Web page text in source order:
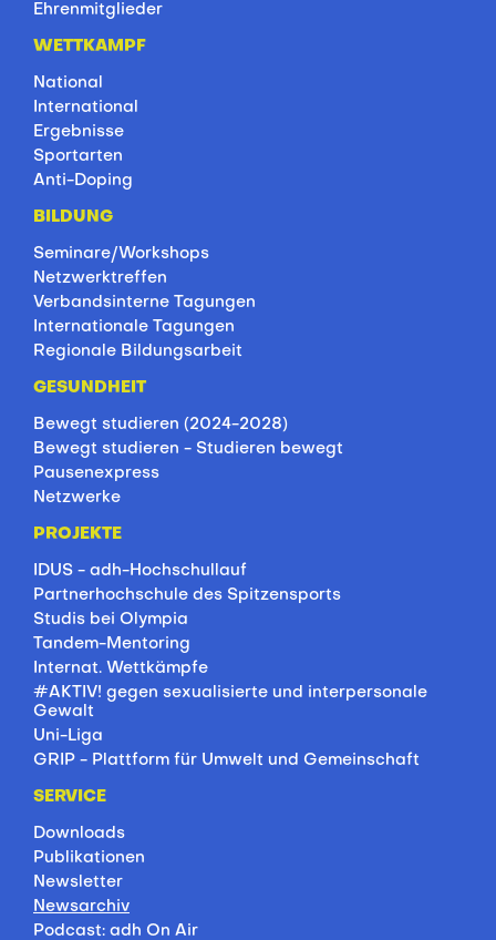
Ehrenmitglieder
WETTKAMPF
National
International
Ergebnisse
Sportarten
Anti-Doping
BILDUNG
Seminare/Workshops
Netzwerktreffen
Verbandsinterne Tagungen
Internationale Tagungen
Regionale Bildungsarbeit
GESUNDHEIT
Bewegt studieren (2024-2028)
Bewegt studieren - Studieren bewegt
Pausenexpress
Netzwerke
PROJEKTE
IDUS - adh-Hochschullauf
Partnerhochschule des Spitzensports
Studis bei Olympia
Tandem-Mentoring
Internat. Wettkämpfe
#AKTIV! gegen sexualisierte und interpersonale
Gewalt
Uni-Liga
GRIP - Plattform für Umwelt und Gemeinschaft
SERVICE
Downloads
Publikationen
Newsletter
Newsarchiv
Podcast: adh On Air